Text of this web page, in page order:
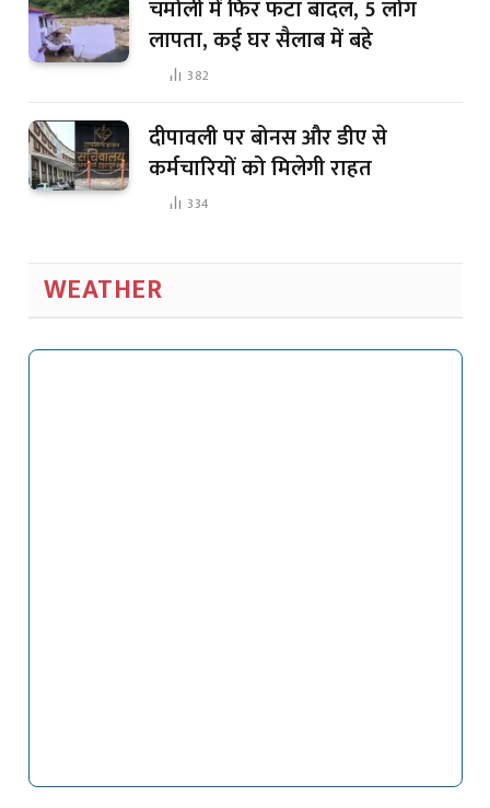
चमोली में फिर फटा बादल, 5 लोग
लापता, कई घर सैलाब में बहे
382
दीपावली पर बोनस और डीए से
कर्मचारियों को मिलेगी राहत
334
WEATHER